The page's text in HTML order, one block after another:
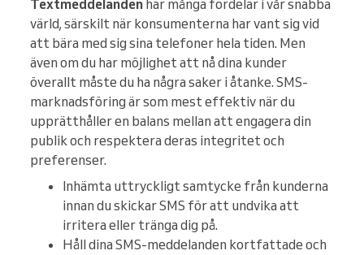
Textmeddelanden har många fördelar i vår snabba
värld, särskilt när konsumenterna har vant sig vid
att bära med sig sina telefoner hela tiden. Men
även om du har möjlighet att nå dina kunder
överallt måste du ha några saker i åtanke. SMS-
marknadsföring är som mest effektiv när du
upprätthåller en balans mellan att engagera din
publik och respektera deras integritet och
preferenser.
Inhämta uttryckligt samtycke från kunderna
innan du skickar SMS för att undvika att
irritera eller tränga dig på.
Håll dina SMS-meddelanden kortfattade och